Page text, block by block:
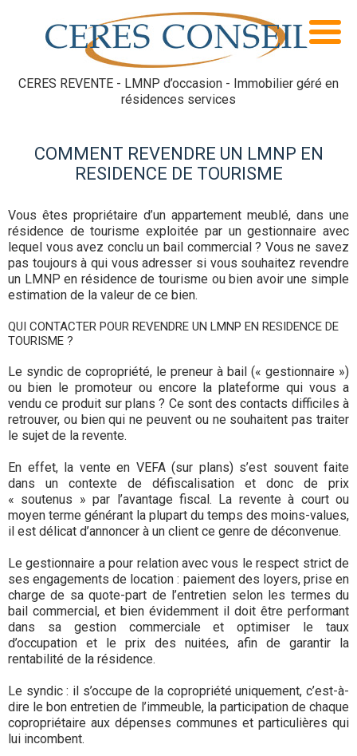
CERES REVENTE - LMNP d’occasion - Immobilier géré en
résidences services
COMMENT REVENDRE UN LMNP EN
RESIDENCE DE TOURISME
Vous êtes propriétaire d’un appartement meublé, dans une
résidence de tourisme exploitée par un gestionnaire avec
lequel vous avez conclu un bail commercial ? Vous ne savez
pas toujours à qui vous adresser si vous souhaitez revendre
un LMNP en résidence de tourisme ou bien avoir une simple
estimation de la valeur de ce bien.
QUI CONTACTER POUR REVENDRE UN LMNP EN RESIDENCE DE
TOURISME ?
Le syndic de copropriété, le preneur à bail (« gestionnaire »)
ou bien le promoteur ou encore la plateforme qui vous a
vendu ce produit sur plans ? Ce sont des contacts difficiles à
retrouver, ou bien qui ne peuvent ou ne souhaitent pas traiter
le sujet de la revente.
En effet, la vente en VEFA (sur plans) s’est souvent faite
dans un contexte de défiscalisation et donc de prix
« soutenus » par l’avantage fiscal. La revente à court ou
moyen terme générant la plupart du temps des moins-values,
il est délicat d’annoncer à un client ce genre de déconvenue.
Le gestionnaire a pour relation avec vous le respect strict de
ses engagements de location : paiement des loyers, prise en
charge de sa quote-part de l’entretien selon les termes du
bail commercial, et bien évidemment il doit être performant
dans sa gestion commerciale et optimiser le taux
d’occupation et le prix des nuitées, afin de garantir la
rentabilité de la résidence.
Le syndic : il s’occupe de la copropriété uniquement, c’est-à-
dire le bon entretien de l’immeuble, la participation de chaque
copropriétaire aux dépenses communes et particulières qui
lui incombent.